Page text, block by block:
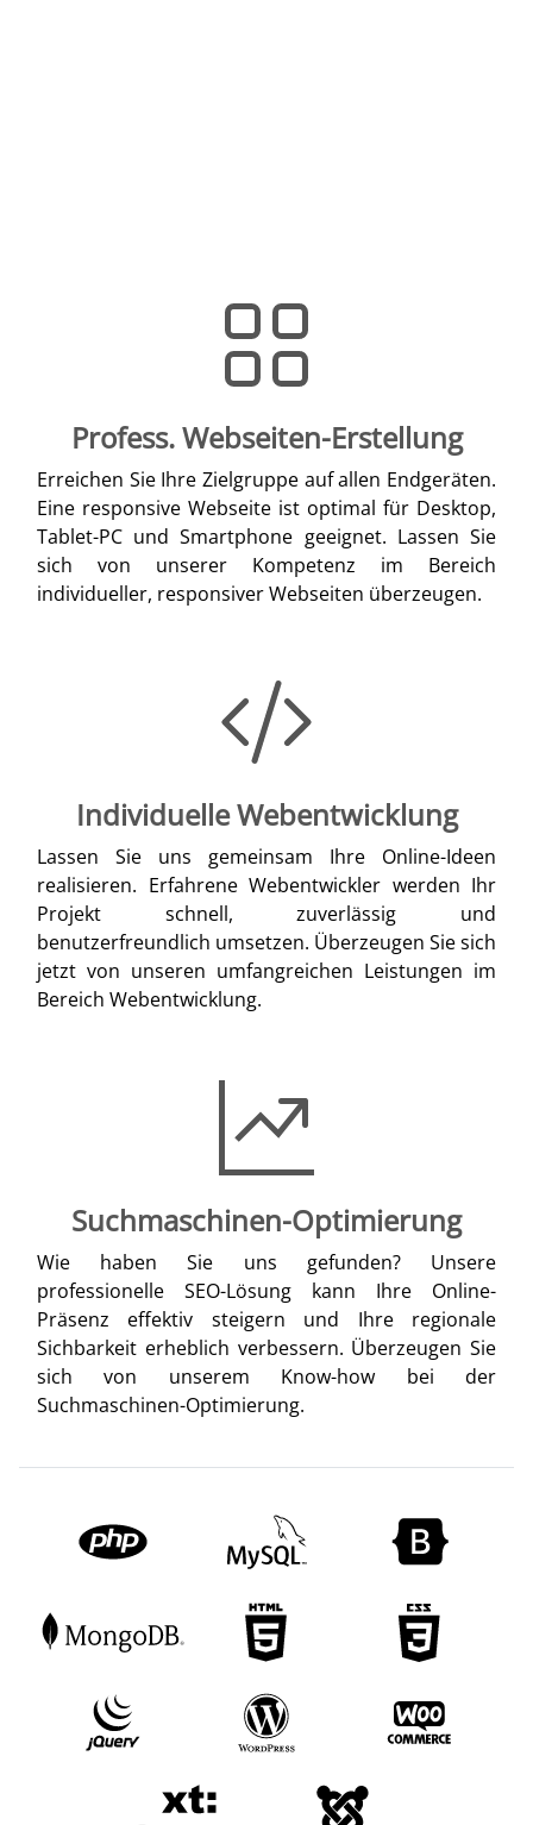
Profess. Webseiten-Erstellung
Erreichen Sie Ihre Zielgruppe auf allen Endgeräten.
Eine responsive Webseite ist optimal für Desktop,
Tablet-PC und Smartphone geeignet. Lassen Sie
sich von unserer Kompetenz im Bereich
individueller, responsiver Webseiten überzeugen.
Individuelle Webentwicklung
Lassen Sie uns gemeinsam Ihre Online-Ideen
realisieren. Erfahrene Webentwickler werden Ihr
Projekt schnell, zuverlässig und
benutzerfreundlich umsetzen. Überzeugen Sie sich
jetzt von unseren umfangreichen Leistungen im
Bereich Webentwicklung.
Suchmaschinen-Optimierung
Wie haben Sie uns gefunden? Unsere
professionelle SEO-Lösung kann Ihre Online-
Präsenz effektiv steigern und Ihre regionale
Sichbarkeit erheblich verbessern. Überzeugen Sie
sich von unserem Know-how bei der
Suchmaschinen-Optimierung.